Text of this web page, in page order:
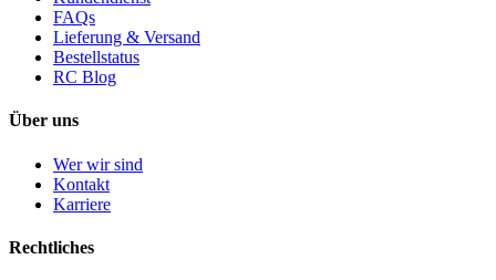
FAQs
Lieferung & Versand
Bestellstatus
RC Blog
Über uns
Wer wir sind
Kontakt
Karriere
Rechtliches